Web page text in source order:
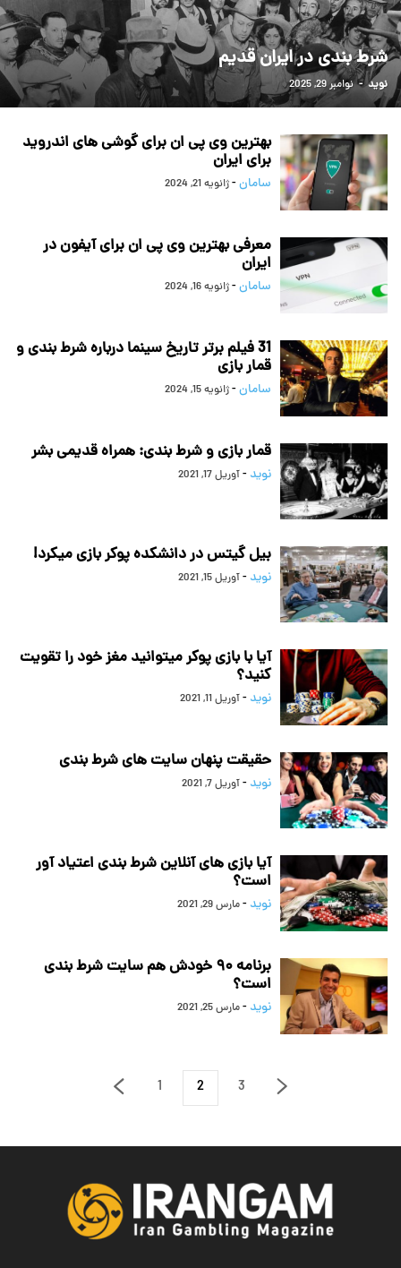
شرط بندی در ایران قدیم
نوید - نوامبر 29, 2025
بهترین وی پی ان برای گوشی های اندروید
برای ایران
سامان-ژانویه 21, 2024
معرفی بهترین وی پی ان برای آیفون در
ایران
سامان-ژانویه 16, 2024
31 فیلم برتر تاریخ سینما درباره شرط بندی و
قمار بازی
سامان-ژانویه 15, 2024
قمار بازی و شرط بندی: همراه قدیمی بشر
نوید-آوریل 17, 2021
بیل گیتس در دانشکده پوکر بازی میکرد!
نوید-آوریل 15, 2021
آیا با بازی پوکر میتوانید مغز خود را تقویت
کنید؟
نوید-آوریل 11, 2021
حقیقت پنهان سایت های شرط بندی
نوید-آوریل 7, 2021
آیا بازی های آنلاین شرط بندی اعتیاد آور
است؟
نوید-مارس 29, 2021
برنامه ۹۰ خودش هم سایت شرط بندی
است؟
نوید-مارس 25, 2021
1 2 3